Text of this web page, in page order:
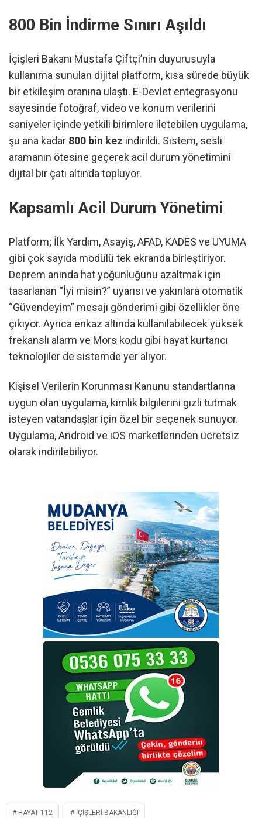
800 Bin İndirme Sınırı Aşıldı
İçişleri Bakanı Mustafa Çiftçi’nin duyurusuyla
kullanıma sunulan dijital platform, kısa sürede büyük
bir etkileşim oranına ulaştı. E-Devlet entegrasyonu
sayesinde fotoğraf, video ve konum verilerini
saniyeler içinde yetkili birimlere iletebilen uygulama,
şu ana kadar 800 bin kez indirildi. Sistem, sesli
aramanın ötesine geçerek acil durum yönetimini
dijital bir çatı altında topluyor.
Kapsamlı Acil Durum Yönetimi
Platform; İlk Yardım, Asayiş, AFAD, KADES ve UYUMA
gibi çok sayıda modülü tek ekranda birleştiriyor.
Deprem anında hat yoğunluğunu azaltmak için
tasarlanan “İyi misin?” uyarısı ve yakınlara otomatik
“Güvendeyim” mesajı gönderimi gibi özellikler öne
çıkıyor. Ayrıca enkaz altında kullanılabilecek yüksek
frekanslı alarm ve Mors kodu gibi hayat kurtarıcı
teknolojiler de sistemde yer alıyor.
Kişisel Verilerin Korunması Kanunu standartlarına
uygun olan uygulama, kimlik bilgilerini gizli tutmak
isteyen vatandaşlar için özel bir seçenek sunuyor.
Uygulama, Android ve iOS marketlerinden ücretsiz
olarak indirilebiliyor.
HAYAT 112 IÇIŞLERI BAKANLIĞI